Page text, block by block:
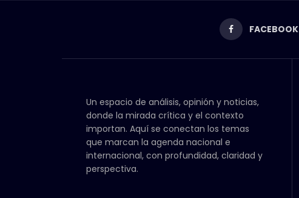
FACEBOOK
Un espacio de análisis, opinión y noticias,
donde la mirada crítica y el contexto
importan. Aquí se conectan los temas
que marcan la agenda nacional e
internacional, con profundidad, claridad y
perspectiva.